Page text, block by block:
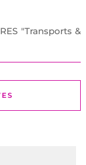
"Transports &